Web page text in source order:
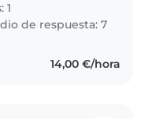
de las personas
1
de respuesta: 7
14,00 €/hora